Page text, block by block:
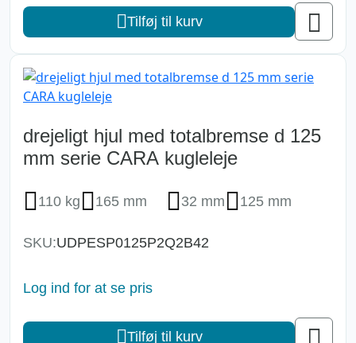
Tilføj til kurv
drejeligt hjul med totalbremse d 125
mm serie CARA kugleleje
110 kg 165 mm 32 mm 125 mm
SKU:UDPESP0125P2Q2B42
Log ind for at se pris
Tilføj til kurv